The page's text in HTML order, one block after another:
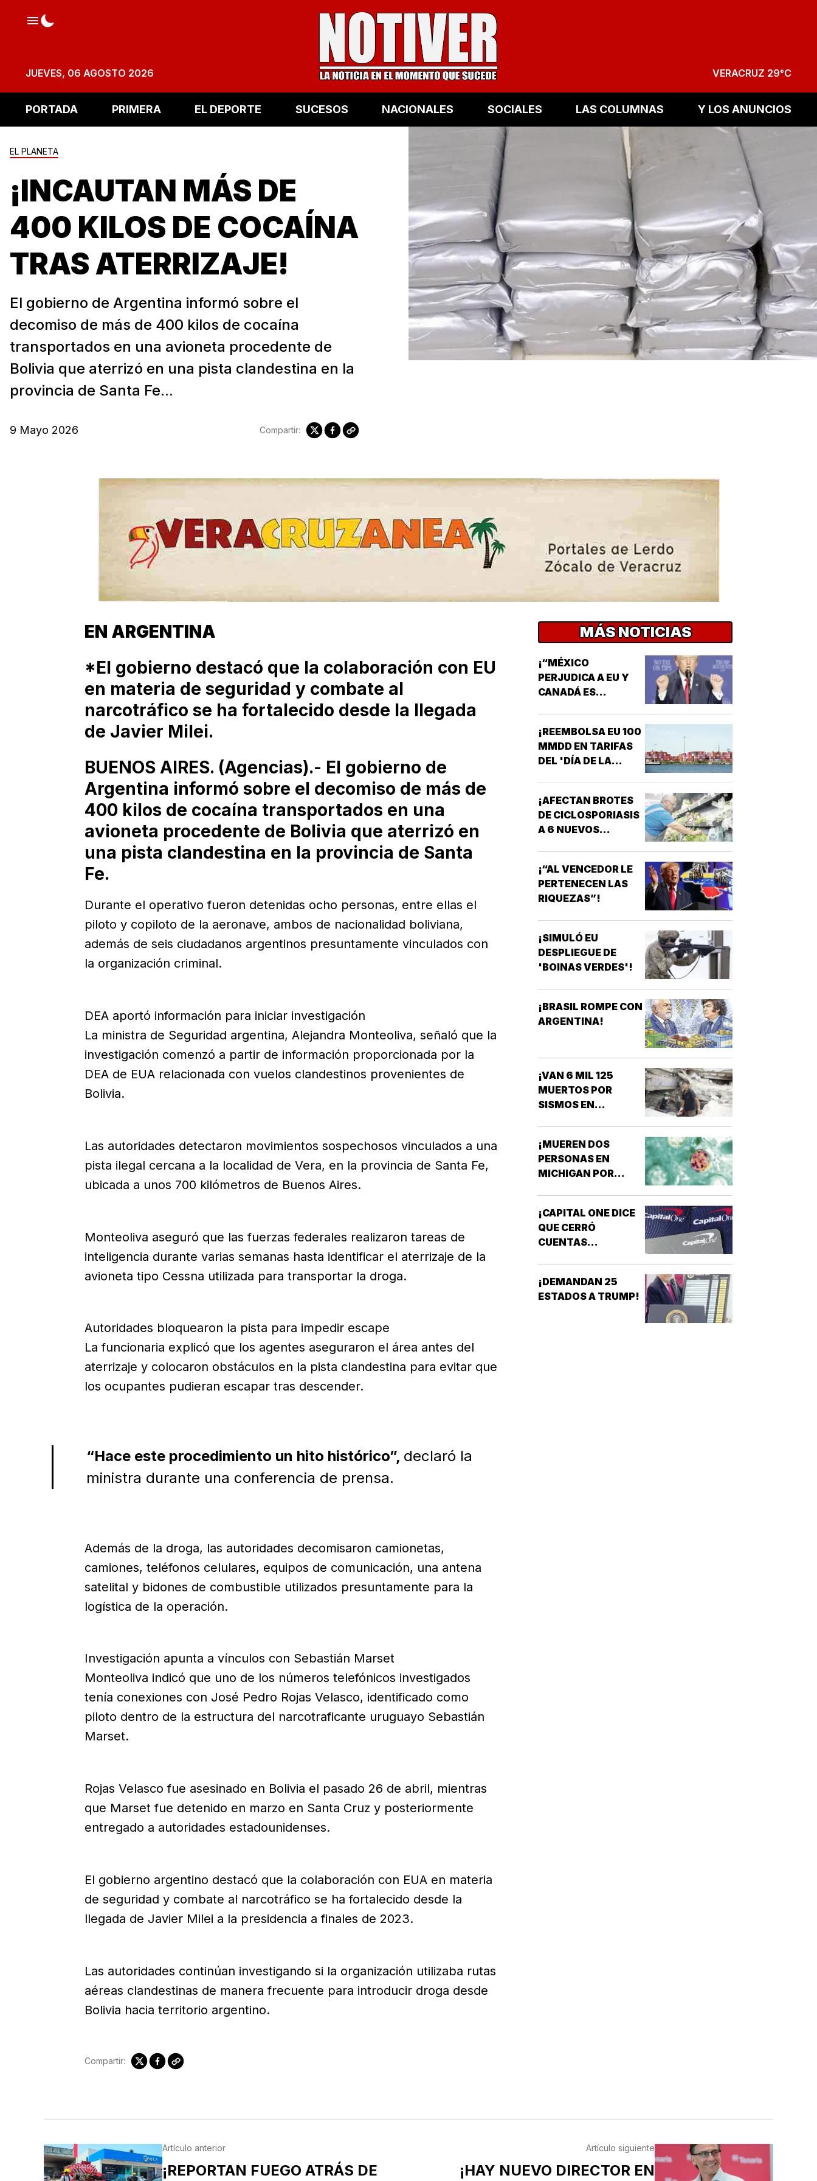
JUEVES, 06 AGOSTO 2026 VERACRUZ 29°C
PORTADA PRIMERA EL DEPORTE SUCESOS NACIONALES SOCIALES LAS COLUMNAS Y LOS ANUNCIOS
EL PLANETA
¡INCAUTAN MÁS DE
400 KILOS DE COCAÍNA
TRAS ATERRIZAJE!
El gobierno de Argentina informó sobre el
decomiso de más de 400 kilos de cocaína
transportados en una avioneta procedente de
Bolivia que aterrizó en una pista clandestina en la
provincia de Santa Fe...
9 Mayo 2026 Compartir:
EN ARGENTINA
*El gobierno destacó que la colaboración con EU
en materia de seguridad y combate al
narcotráfico se ha fortalecido desde la llegada
de Javier Milei.
BUENOS AIRES. (Agencias).- El gobierno de
Argentina informó sobre el decomiso de más de
400 kilos de cocaína transportados en una
avioneta procedente de Bolivia que aterrizó en
una pista clandestina en la provincia de Santa
Fe.
Durante el operativo fueron detenidas ocho personas, entre ellas el
piloto y copiloto de la aeronave, ambos de nacionalidad boliviana,
además de seis ciudadanos argentinos presuntamente vinculados con
la organización criminal.
DEA aportó información para iniciar investigación
La ministra de Seguridad argentina, Alejandra Monteoliva, señaló que la
investigación comenzó a partir de información proporcionada por la
DEA de EUA relacionada con vuelos clandestinos provenientes de
Bolivia.
Las autoridades detectaron movimientos sospechosos vinculados a una
pista ilegal cercana a la localidad de Vera, en la provincia de Santa Fe,
ubicada a unos 700 kilómetros de Buenos Aires.
Monteoliva aseguró que las fuerzas federales realizaron tareas de
inteligencia durante varias semanas hasta identificar el aterrizaje de la
avioneta tipo Cessna utilizada para transportar la droga.
Autoridades bloquearon la pista para impedir escape
La funcionaria explicó que los agentes aseguraron el área antes del
aterrizaje y colocaron obstáculos en la pista clandestina para evitar que
los ocupantes pudieran escapar tras descender.
“Hace este procedimiento un hito histórico”, declaró la
ministra durante una conferencia de prensa.
Además de la droga, las autoridades decomisaron camionetas,
camiones, teléfonos celulares, equipos de comunicación, una antena
satelital y bidones de combustible utilizados presuntamente para la
logística de la operación.
Investigación apunta a vínculos con Sebastián Marset
Monteoliva indicó que uno de los números telefónicos investigados
tenía conexiones con José Pedro Rojas Velasco, identificado como
piloto dentro de la estructura del narcotraficante uruguayo Sebastián
Marset.
Rojas Velasco fue asesinado en Bolivia el pasado 26 de abril, mientras
que Marset fue detenido en marzo en Santa Cruz y posteriormente
entregado a autoridades estadounidenses.
El gobierno argentino destacó que la colaboración con EUA en materia
de seguridad y combate al narcotráfico se ha fortalecido desde la
llegada de Javier Milei a la presidencia a finales de 2023.
Las autoridades continúan investigando si la organización utilizaba rutas
aéreas clandestinas de manera frecuente para introducir droga desde
Bolivia hacia territorio argentino.
Compartir:
MÁS NOTICIAS
¡“MÉXICO
PERJUDICA A EU Y
CANADÁ ES
¡REEMBOLSA EU 100
MMDD EN TARIFAS
DEL 'DÍA DE LA
¡AFECTAN BROTES
DE CICLOSPORIASIS
A 6 NUEVOS
¡“AL VENCEDOR LE
PERTENECEN LAS
RIQUEZAS”!
¡SIMULÓ EU
DESPLIEGUE DE
'BOINAS VERDES'!
¡BRASIL ROMPE CON
ARGENTINA!
¡VAN 6 MIL 125
MUERTOS POR
SISMOS EN
¡MUEREN DOS
PERSONAS EN
MICHIGAN POR
¡CAPITAL ONE DICE
QUE CERRÓ
CUENTAS
¡DEMANDAN 25
ESTADOS A TRUMP!
Artículo anterior
¡REPORTAN FUEGO ATRÁS DE
Artículo siguiente
¡HAY NUEVO DIRECTOR EN